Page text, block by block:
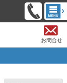
お問合せ